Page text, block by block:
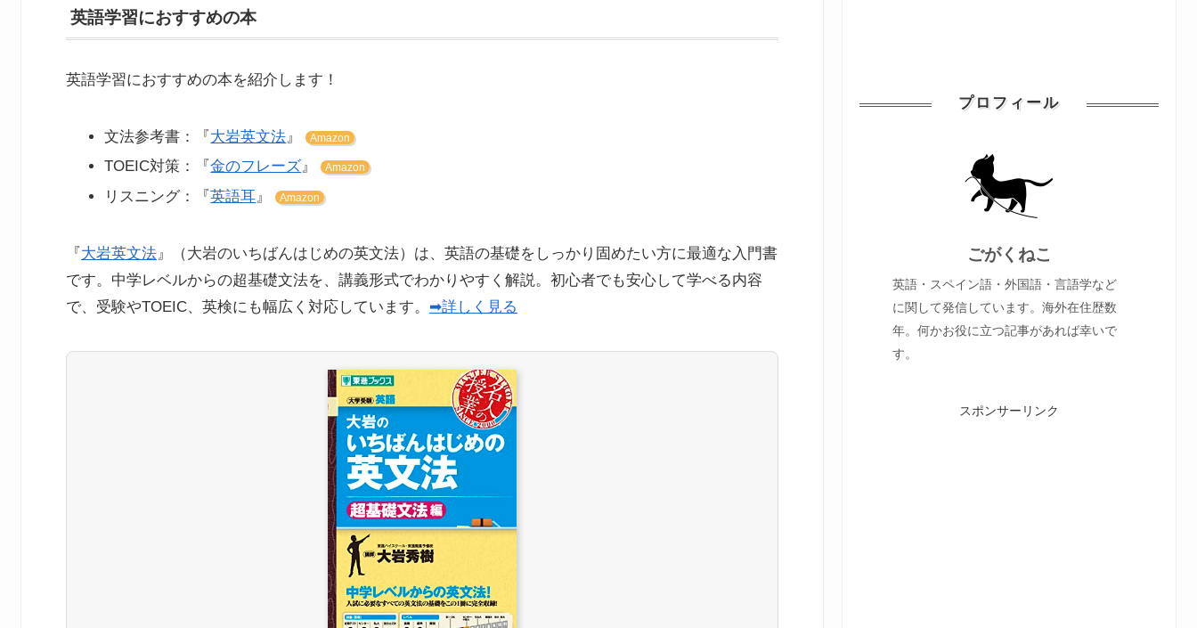
英語学習におすすめの本
英語学習におすすめの本を紹介します！
文法参考書：『大岩英文法』 Amazon
TOEIC対策：『金のフレーズ』 Amazon
リスニング：『英語耳 』 Amazon
『大岩英文法 』（大岩のいちばんはじめの英文法）は、英語の基礎をしっかり固めたい方に最適な入門書
です。中学レベルからの超基礎文法を、講義形式でわかりやすく解説。初心者でも安心して学べる内容
で、受験やTOEIC、英検にも幅広く対応しています。 ➡詳しく見る
プロフィール
ごがくねこ
英語・スペイン語・外国語・言語学など
に関して発信しています。海外在住歴数
年。何かお役に立つ記事があれば幸いで
す。
スポンサーリンク